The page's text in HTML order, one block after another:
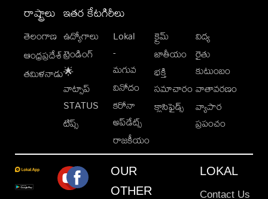
రాష్ట్రాలు
తెలంగాణ
ఆంధ్రప్రదేశ్
తమిళనాడు
ఇతర కేటగిరీలు
ఉద్యోగాలు
ట్రెండింగ్
🌟
వాట్సాప్
STATUS
టిప్స్
Lokal
-
మగువ
వినోదం
కరోనా
అప్‌డేట్స్
రాజకీయం
క్రైమ్
జాతీయం
భక్తి
సమాచారం
క్లాసిఫైడ్స్
విద్య
రైతు
కుటుంబం
వాతావరణం
వ్యాపార
ప్రపంచం
OUR
OTHER
LOKAL
Contact Us